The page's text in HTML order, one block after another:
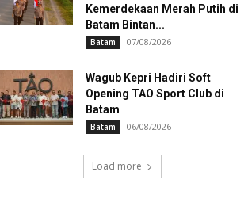
Kemerdekaan Merah Putih di
Batam Bintan...
Batam 07/08/2026
Wagub Kepri Hadiri Soft
Opening TAO Sport Club di
Batam
Batam 06/08/2026
Load more